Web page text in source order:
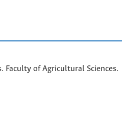
Faculty of Agricultural Sciences.